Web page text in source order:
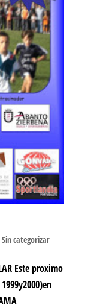
Sin categorizar
Este proximo